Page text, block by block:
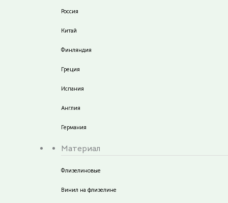
Россия
Китай
Финляндия
Греция
Испания
Англия
Германия
Материал
Флизелиновые
Винил на флизелине